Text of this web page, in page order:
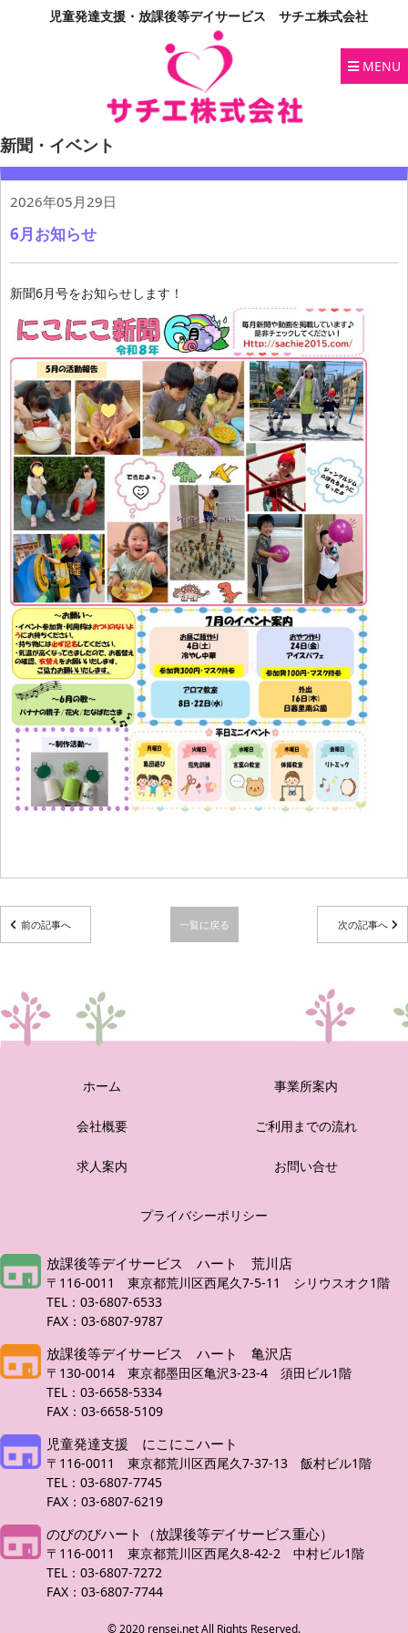
児童発達支援・放課後等デイサービス サチエ株式会社
MENU
新聞・イベント
2026年05月29日
6月お知らせ
新聞6月号をお知らせします！
前の記事へ 一覧に戻る 次の記事へ
ホーム 事業所案内
会社概要 ご利用までの流れ
求人案内 お問い合せ
プライバシーポリシー
放課後等デイサービス ハート 荒川店
〒116-0011 東京都荒川区西尾久7-5-11 シリウスオク1階
TEL：03-6807-6533
FAX：03-6807-9787
放課後等デイサービス ハート 亀沢店
〒130-0014 東京都墨田区亀沢3-23-4 須田ビル1階
TEL：03-6658-5334
FAX：03-6658-5109
児童発達支援 にこにこハート
〒116-0011 東京都荒川区西尾久7-37-13 飯村ビル1階
TEL：03-6807-7745
FAX：03-6807-6219
のびのびハート（放課後等デイサービス重心）
〒116-0011 東京都荒川区西尾久8-42-2 中村ビル1階
TEL：03-6807-7272
FAX：03-6807-7744
© 2020 rensei.net All Rights Reserved.